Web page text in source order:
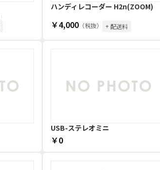
ハンディレコーダー H2n(ZOOM)
￥4,000 （税抜） + 配送料
USB-ステレオミニ
￥0